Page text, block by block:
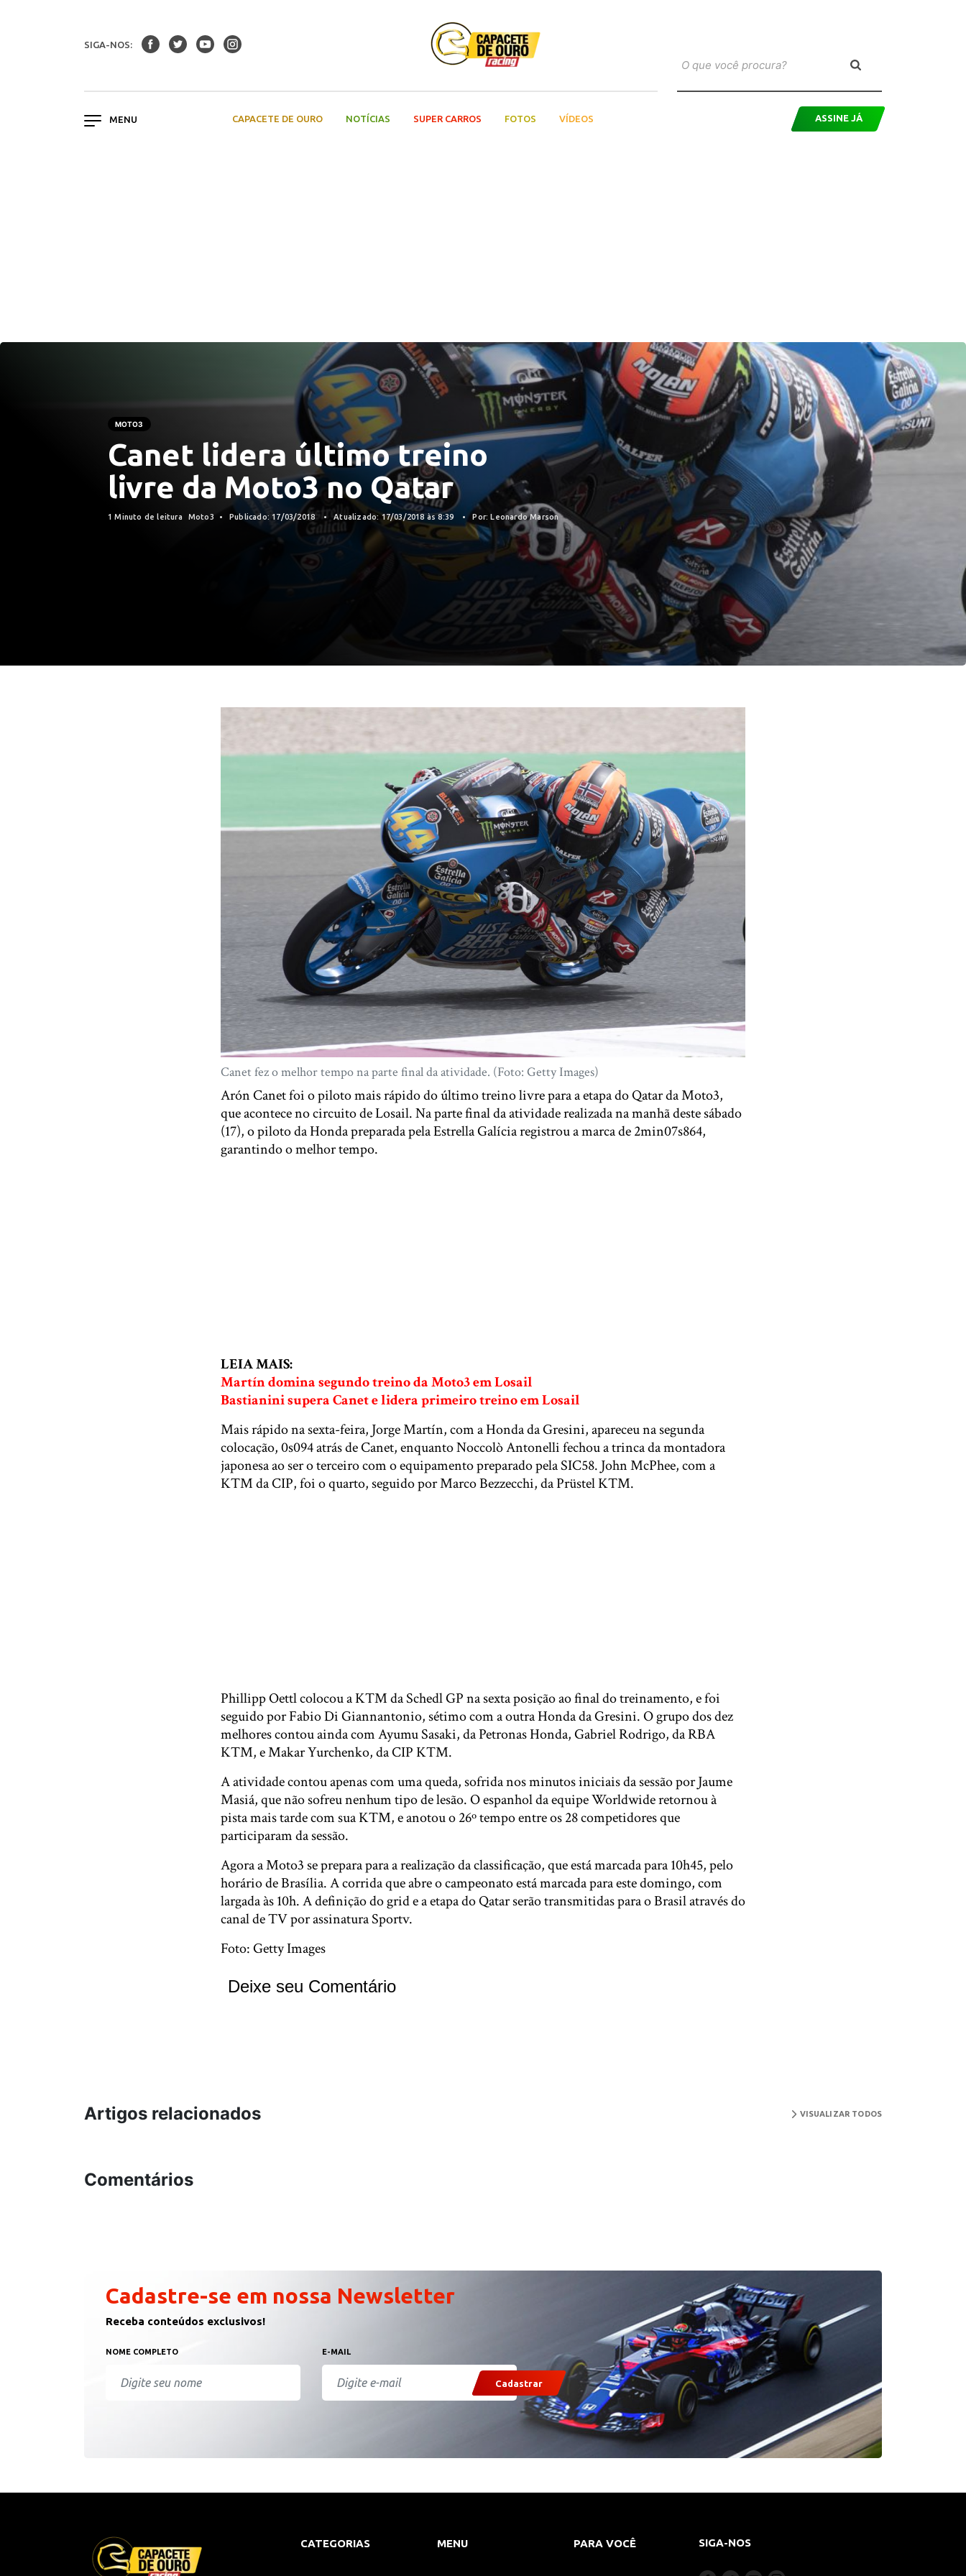
SIGA-NOS:
CAPACETE DE OURO NOTÍCIAS SUPER CARROS FOTOS VÍDEOS ASSINE JÁ
MOTO3
Canet lidera último treino
livre da Moto3 no Qatar
1 Minuto de leitura Moto3 Publicado: 17/03/2018 Atualizado: 17/03/2018 às 8:39 Por: Leonardo Marson
Canet fez o melhor tempo na parte final da atividade. (Foto: Getty Images)
Arón Canet foi o piloto mais rápido do último treino livre para a etapa do Qatar da Moto3,
que acontece no circuito de Losail. Na parte final da atividade realizada na manhã deste sábado
(17), o piloto da Honda preparada pela Estrella Galícia registrou a marca de 2min07s864,
garantindo o melhor tempo.
LEIA MAIS:
Martín domina segundo treino da Moto3 em Losail
Bastianini supera Canet e lidera primeiro treino em Losail
Mais rápido na sexta-feira, Jorge Martín, com a Honda da Gresini, apareceu na segunda
colocação, 0s094 atrás de Canet, enquanto Noccolò Antonelli fechou a trinca da montadora
japonesa ao ser o terceiro com o equipamento preparado pela SIC58. John McPhee, com a
KTM da CIP, foi o quarto, seguido por Marco Bezzecchi, da Prüstel KTM.
Phillipp Oettl colocou a KTM da Schedl GP na sexta posição ao final do treinamento, e foi
seguido por Fabio Di Giannantonio, sétimo com a outra Honda da Gresini. O grupo dos dez
melhores contou ainda com Ayumu Sasaki, da Petronas Honda, Gabriel Rodrigo, da RBA
KTM, e Makar Yurchenko, da CIP KTM.
A atividade contou apenas com uma queda, sofrida nos minutos iniciais da sessão por Jaume
Masiá, que não sofreu nenhum tipo de lesão. O espanhol da equipe Worldwide retornou à
pista mais tarde com sua KTM, e anotou o 26º tempo entre os 28 competidores que
participaram da sessão.
Agora a Moto3 se prepara para a realização da classificação, que está marcada para 10h45, pelo
horário de Brasília. A corrida que abre o campeonato está marcada para este domingo, com
largada às 10h. A definição do grid e a etapa do Qatar serão transmitidas para o Brasil através do
canal de TV por assinatura Sportv.
Foto: Getty Images
Deixe seu Comentário
Artigos relacionados VISUALIZAR TODOS
Comentários
Cadastre-se em nossa Newsletter
Receba conteúdos exclusivos!
NOME COMPLETO E-MAIL
Cadastrar
CATEGORIAS MENU PARA VOCÊ SIGA-NOS